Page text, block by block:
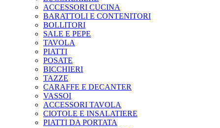
ACCESSORI CUCINA
BARATTOLI E CONTENITORI
BOLLITORI
SALE E PEPE
TAVOLA
PIATTI
POSATE
BICCHIERI
TAZZE
CARAFFE E DECANTER
VASSOI
ACCESSORI TAVOLA
CIOTOLE E INSALATIERE
PIATTI DA PORTATA